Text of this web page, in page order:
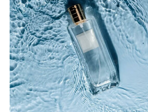
GIÁO DỤC
KỲ NGHỈ & ĐIỂM ĐẾN
QUÀ TẶNG & SỰ KIỆN
LIÊN HỆ